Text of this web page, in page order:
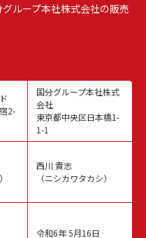
ループ本社株式会社の販売
2-
国分グループ本社株式
会社
東京都中央区日本橋1-
1-1
西川 貴志
（ニシカワタカシ）
令和6年 5月16日